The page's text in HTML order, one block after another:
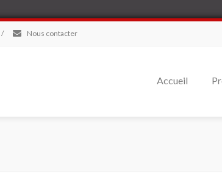
/ Nous contacter
Accueil